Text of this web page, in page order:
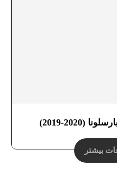
(2020-2019)
بیشتر